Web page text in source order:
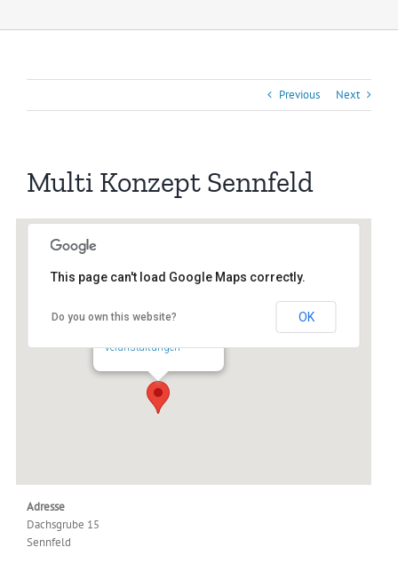
Previous Next
Multi Konzept Sennfeld
Multi Konzept Sennfeld
Veranstaltungen
This page can't load Google Maps correctly.
Do you own this website? OK
Adresse
Dachsgrube 15
Sennfeld